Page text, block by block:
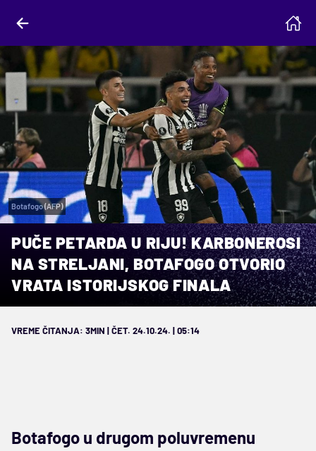
Botafogo (AFP)
PUČE PETARDA U RIJU! KARBONEROSI
NA STRELJANI, BOTAFOGO OTVORIO
VRATA ISTORIJSKOG FINALA
VREME ČITANJA: 3MIN | ČET. 24.10.24. | 05:14
Botafogo u drugom poluvremenu